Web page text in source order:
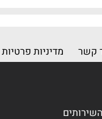
קשר מדיניות פרטיות